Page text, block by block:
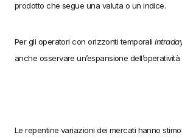
prodotto che segue una valuta o un indice.
Per gli operatori con orizzonti temporali
anche osservare un’espansione
Le repentine variazioni dei mercati hanno